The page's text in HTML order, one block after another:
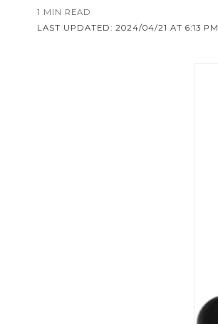
LAST UPDATED: 2024/04/21 AT 6:13 PM
1 MIN READ